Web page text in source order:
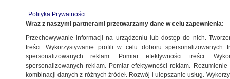
o miliony widzów
16.06.2012, 09:55
Udostępnij
Polityka Prywatności
Wraz z naszymi partnerami przetwarzamy dane w celu zapewnienia:
Przechowywanie informacji na urządzeniu lub dostęp do nich.
treści. Wykorzystywanie profili w celu doboru spersonalizowanych
spersonalizowanych reklam. Pomiar efektywności treści.
spersonalizowanych reklam. Pomiar efektywności reklam.
kombinacji danych z różnych źródeł. Rozwój i ulepszanie usług.